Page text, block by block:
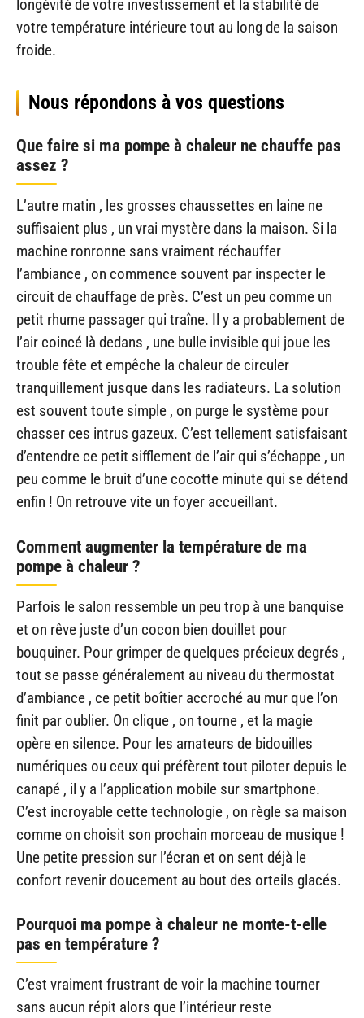
longévité de votre investissement et la stabilité de
votre température intérieure tout au long de la saison
froide.
Nous répondons à vos questions
Que faire si ma pompe à chaleur ne chauffe pas
assez ?
L’autre matin , les grosses chaussettes en laine ne
suffisaient plus , un vrai mystère dans la maison. Si la
machine ronronne sans vraiment réchauffer
l’ambiance , on commence souvent par inspecter le
circuit de chauffage de près. C’est un peu comme un
petit rhume passager qui traîne. Il y a probablement de
l’air coincé là dedans , une bulle invisible qui joue les
trouble fête et empêche la chaleur de circuler
tranquillement jusque dans les radiateurs. La solution
est souvent toute simple , on purge le système pour
chasser ces intrus gazeux. C’est tellement satisfaisant
d’entendre ce petit sifflement de l’air qui s’échappe , un
peu comme le bruit d’une cocotte minute qui se détend
enfin ! On retrouve vite un foyer accueillant.
Comment augmenter la température de ma
pompe à chaleur ?
Parfois le salon ressemble un peu trop à une banquise
et on rêve juste d’un cocon bien douillet pour
bouquiner. Pour grimper de quelques précieux degrés ,
tout se passe généralement au niveau du thermostat
d’ambiance , ce petit boîtier accroché au mur que l’on
finit par oublier. On clique , on tourne , et la magie
opère en silence. Pour les amateurs de bidouilles
numériques ou ceux qui préfèrent tout piloter depuis le
canapé , il y a l’application mobile sur smartphone.
C’est incroyable cette technologie , on règle sa maison
comme on choisit son prochain morceau de musique !
Une petite pression sur l’écran et on sent déjà le
confort revenir doucement au bout des orteils glacés.
Pourquoi ma pompe à chaleur ne monte-t-elle
pas en température ?
C’est vraiment frustrant de voir la machine tourner
sans aucun répit alors que l’intérieur reste